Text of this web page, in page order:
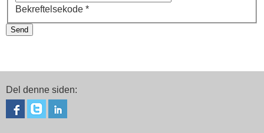
Bekreftelsekode *
Send
Del denne siden: